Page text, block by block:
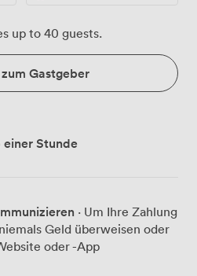
up to 40 guests.
Gastgeber
einer Stunde
· Um Ihre Zahlung
Geld überweisen oder
oder -App